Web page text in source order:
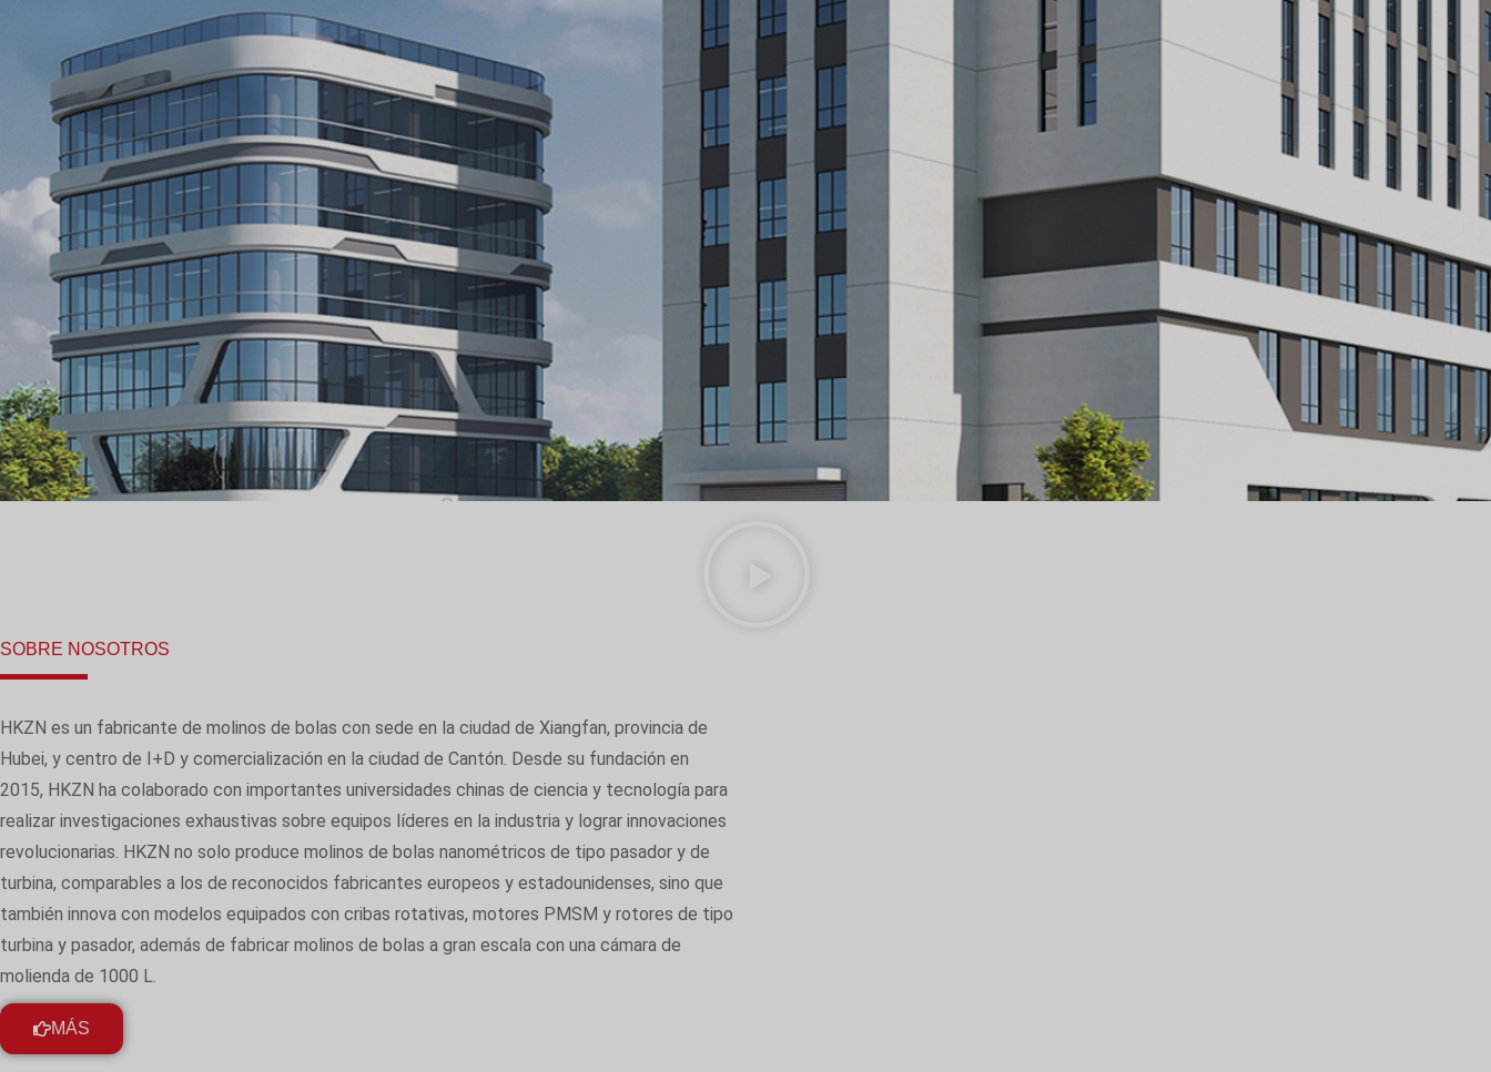
SOBRE NOSOTROS
HKZN es un fabricante de molinos de bolas con sede en la ciudad de Xiangfan, provincia de
Hubei, y centro de I+D y comercialización en la ciudad de Cantón. Desde su fundación en
2015, HKZN ha colaborado con importantes universidades chinas de ciencia y tecnología para
realizar investigaciones exhaustivas sobre equipos líderes en la industria y lograr innovaciones
revolucionarias. HKZN no solo produce molinos de bolas nanométricos de tipo pasador y de
turbina, comparables a los de reconocidos fabricantes europeos y estadounidenses, sino que
también innova con modelos equipados con cribas rotativas, motores PMSM y rotores de tipo
turbina y pasador, además de fabricar molinos de bolas a gran escala con una cámara de
molienda de 1000 L.
MÁS